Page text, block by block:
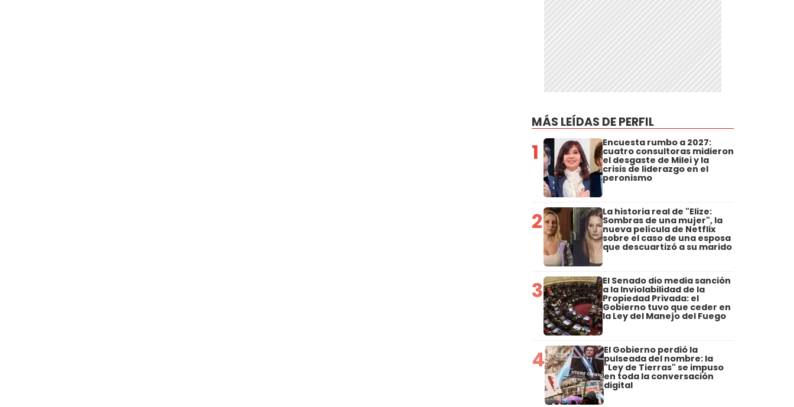
MÁS LEÍDAS DE PERFIL
1 Encuesta rumbo a 2027:
cuatro consultoras midieron
el desgaste de Milei y la
crisis de liderazgo en el
peronismo
2 La historia real de "Elize:
Sombras de una mujer", la
nueva película de Netflix
sobre el caso de una esposa
que descuartizó a su marido
3 El Senado dio media sanción
a la Inviolabilidad de la
Propiedad Privada: el
Gobierno tuvo que ceder en
la Ley del Manejo del Fuego
4 El Gobierno perdió la
pulseada del nombre: la
"Ley de Tierras" se impuso
en toda la conversación
digital